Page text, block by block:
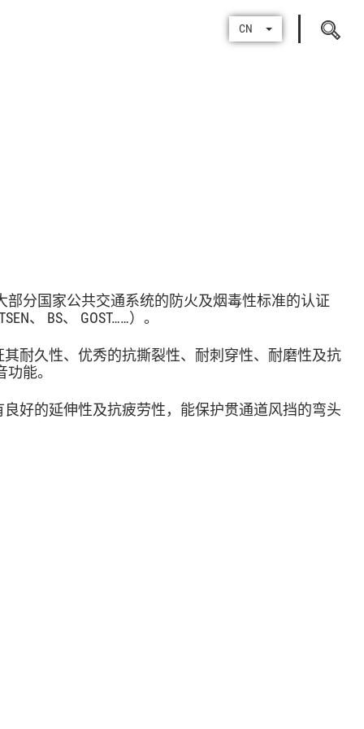
Search
CN
部分国家公共交通系统的防火及烟毒性标准的认证
、 BS、 GOST……）。
其耐久性、优秀的抗撕裂性、耐刺穿性、耐磨性及抗
能。
良好的延伸性及抗疲劳性，能保护贯通道风挡的弯头